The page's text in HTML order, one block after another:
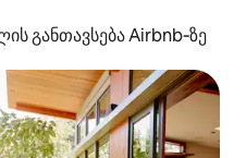
განთავსება Airbnb‑ზე